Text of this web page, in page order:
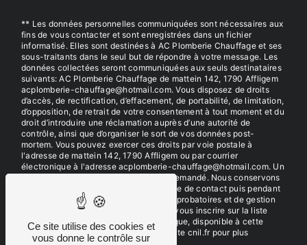
** Les données personnelles communiquées sont nécessaires aux
fins de vous contacter et sont enregistrées dans un fichier
informatisé. Elles sont destinées à AC Plomberie Chauffage et ses
sous-traitants dans le seul but de répondre à votre message. Les
données collectées seront communiquées aux seuls destinataires
suivants: AC Plomberie Chauffage de mattein 142, 1790 Affligem
acplomberie-chauffage@hotmail.com. Vous disposez de droits
d’accès, de rectification, d’effacement, de portabilité, de limitation,
d’opposition, de retrait de votre consentement à tout moment et du
droit d’introduire une réclamation auprès d’une autorité de
contrôle, ainsi que d’organiser le sort de vos données post-
mortem. Vous pouvez exercer ces droits par voie postale à
l'adresse de mattein 142, 1790 Affligem ou par courrier
électronique à l'adresse acplomberie-chauffage@hotmail.com. Un
justificatif d'identité pourra vous être demandé. Nous conservons
vos données pendant la période de prise de contact puis pendant
la durée de prescription légale aux fins probatoires et de gestion
des contentieux. Vous avez le droit de vous inscrire sur la liste
d'opposition au démarchage téléphonique, disponible à cette
adresse:Bloctel.gouv.fr. Consultez le site cnil.fr pour plus
Ce site utilise des cookies et
vous donne le contrôle sur